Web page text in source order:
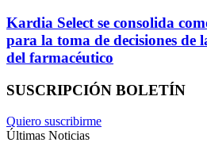
Kardia Select se consolida
para la toma de decisiones de
del farmacéutico
SUSCRIPCIÓN BOLETÍN
Quiero suscribirme
Últimas Noticias